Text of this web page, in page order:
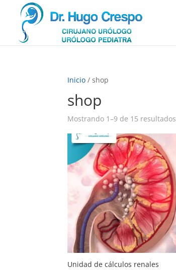
Inicio / shop
shop
Mostrando 1–9 de 15 resultados
Unidad de cálculos renales